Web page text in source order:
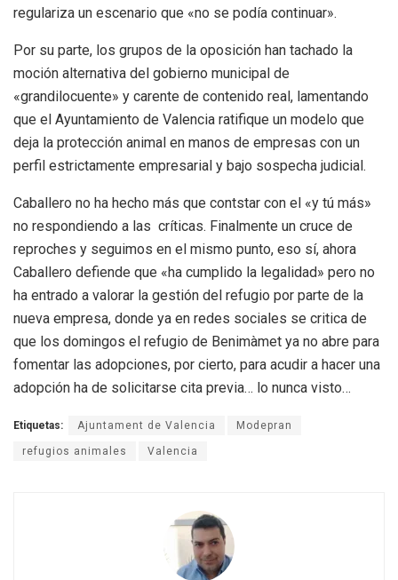
regulariza un escenario que «no se podía continuar».
Por su parte, los grupos de la oposición han tachado la
moción alternativa del gobierno municipal de
«grandilocuente» y carente de contenido real, lamentando
que el Ayuntamiento de Valencia ratifique un modelo que
deja la protección animal en manos de empresas con un
perfil estrictamente empresarial y bajo sospecha judicial.
Caballero no ha hecho más que contstar con el «y tú más»
no respondiendo a las críticas. Finalmente un cruce de
reproches y seguimos en el mismo punto, eso sí, ahora
Caballero defiende que «ha cumplido la legalidad» pero no
ha entrado a valorar la gestión del refugio por parte de la
nueva empresa, donde ya en redes sociales se critica de
que los domingos el refugio de Benimàmet ya no abre para
fomentar las adopciones, por cierto, para acudir a hacer una
adopción ha de solicitarse cita previa… lo nunca visto…
Etiquetas: Ajuntament de Valencia Modepran
refugios animales Valencia